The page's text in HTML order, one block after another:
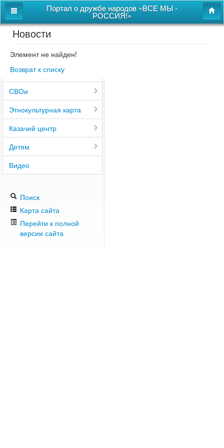
Портал о дружбе народов «ВСЕ МЫ -
РОССИЯ!»
Главная
Дом дружбы народов
Новости
СВОи
Этнокультурная карта
Казачий центр
Детям
Видео
Поиск
Карта сайта
Перейти к полной
версии сайта
Новости
Элемент не найден!
Возврат к списку